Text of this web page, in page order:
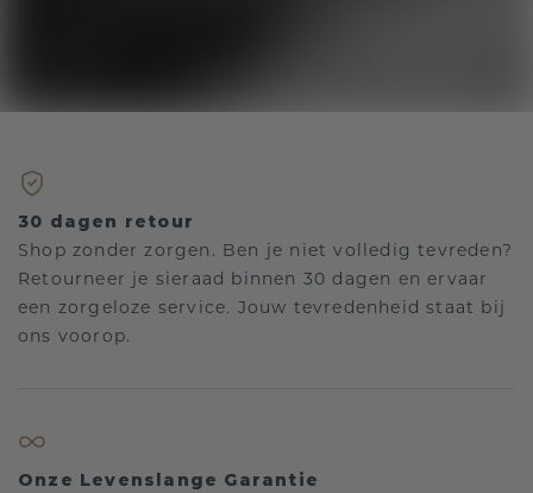
30 dagen retour
Shop zonder zorgen. Ben je niet volledig tevreden?
Retourneer je sieraad binnen 30 dagen en ervaar
een zorgeloze service. Jouw tevredenheid staat bij
ons voorop.
Onze Levenslange Garantie